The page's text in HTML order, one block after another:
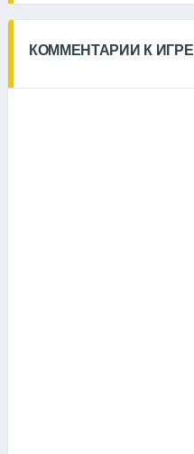
КОММЕНТАРИИ К ИГРЕ